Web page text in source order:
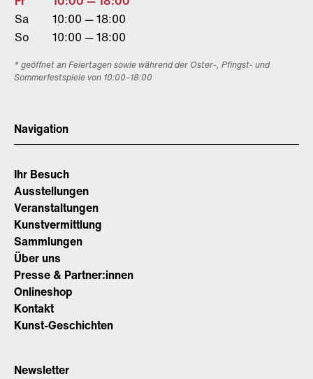
Sa
10:00 — 18:00
So
10:00 — 18:00
* geöffnet an Feiertagen sowie während der Oster-, Pfingst- und
Sommerfestspiele von 10:00–18:00
Navigation
Ihr Besuch
Ausstellungen
Veranstaltungen
Kunstvermittlung
Sammlungen
Über uns
Presse & Partner:innen
Onlineshop
Kontakt
Kunst-Geschichten
Newsletter